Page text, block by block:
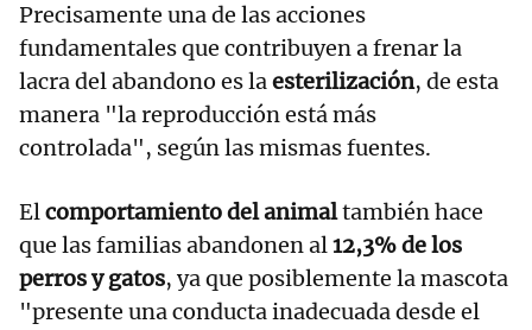
Precisamente una de las acciones
fundamentales que contribuyen a frenar la
lacra del abandono es laesterilización, de esta
manera "la reproducción está más
controlada", según las mismas fuentes.
Elcomportamiento del animaltambién hace
que las familias abandonen al12,3% de los
perros y gatos, ya que posiblemente la mascota
"presente una conducta inadecuada desde el